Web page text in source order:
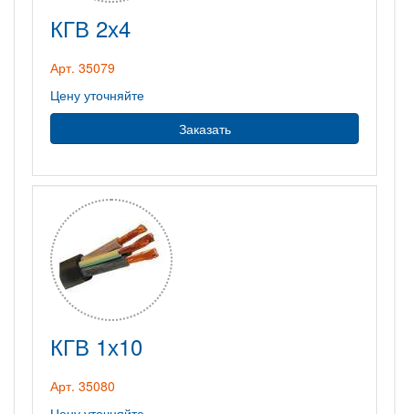
КГВ 2х4
Арт. 35079
Цену уточняйте
Заказать
КГВ 1х10
Арт. 35080